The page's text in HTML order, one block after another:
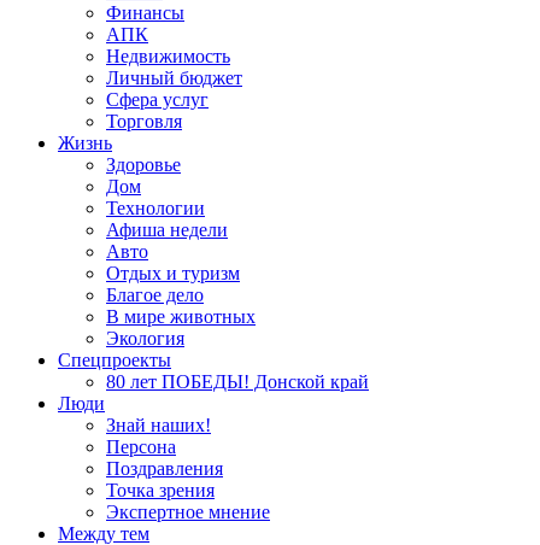
Финансы
АПК
Недвижимость
Личный бюджет
Сфера услуг
Торговля
Жизнь
Здоровье
Дом
Технологии
Афиша недели
Авто
Отдых и туризм
Благое дело
В мире животных
Экология
Спецпроекты
80 лет ПОБЕДЫ! Донской край
Люди
Знай наших!
Персона
Поздравления
Точка зрения
Экспертное мнение
Между тем